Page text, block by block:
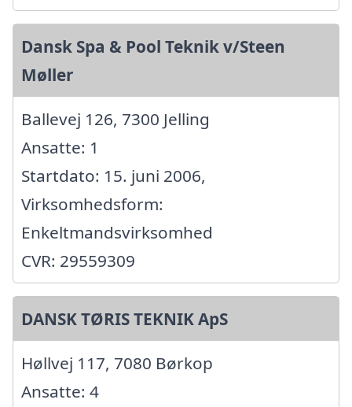
Dansk Spa & Pool Teknik v/Steen
Møller
Ballevej 126, 7300 Jelling
Ansatte: 1
Startdato: 15. juni 2006,
Virksomhedsform:
Enkeltmandsvirksomhed
CVR: 29559309
DANSK TØRIS TEKNIK ApS
Høllvej 117, 7080 Børkop
Ansatte: 4